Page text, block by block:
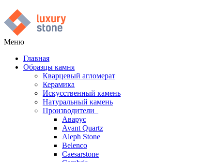
Меню
Главная
Образцы камня
Кварцевый агломерат
Керамика
Искусственный камень
Натуральный камень
Производители
Аварус
Avant Quartz
Aleph Stone
Belenco
Caesarstone